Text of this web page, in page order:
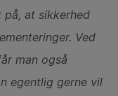
på, at sikkerhed
Ved
man også
egentlig gerne vil